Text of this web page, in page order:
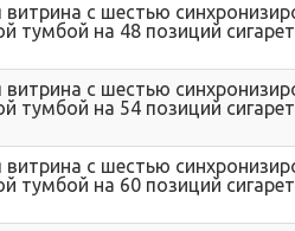
витрина с шестью
тумбой на 48 позиций
витрина с шестью
тумбой на 54 позиций
витрина с шестью
тумбой на 60 позиций